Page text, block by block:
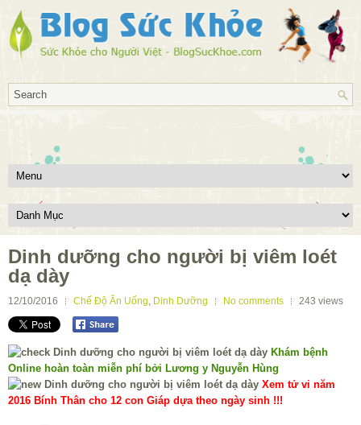
Dinh dưỡng cho người bị viêm loét
dạ dày
12/10/2016 Chế Độ Ăn Uống, Dinh Dưỡng No comments 243 views
Khám bệnh
Online hoàn toàn miễn phí bởi Lương y Nguyễn Hùng
Xem tử vi năm
2016 Bính Thân cho 12 con Giáp dựa theo ngày sinh !!!